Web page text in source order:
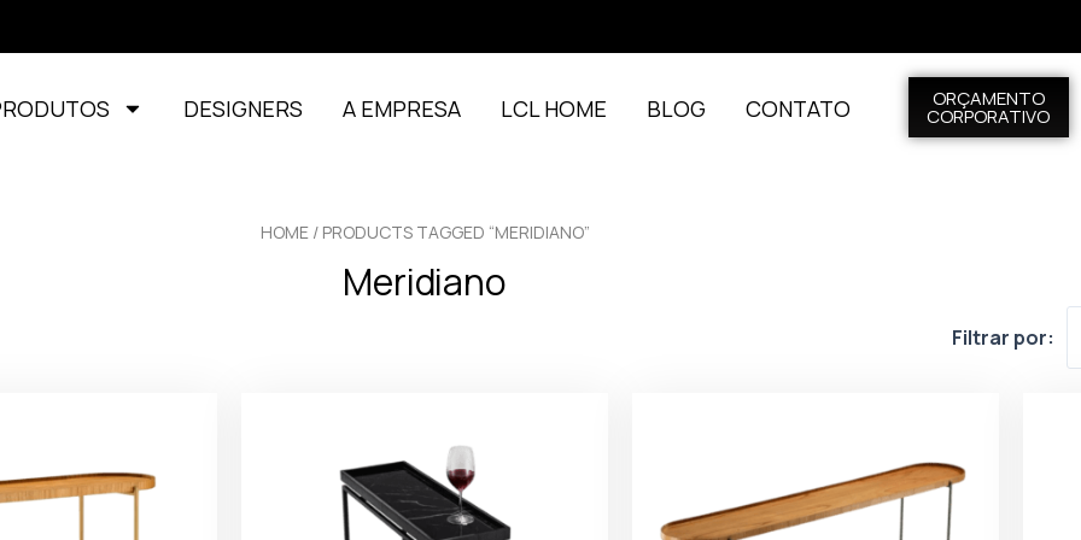
DESIGNERS A EMPRESA LCL HOME BLOG CONTATO ORÇAMENTO
CORPORATIVO
HOME/ PRODUCTS TAGGED “MERIDIANO”
Meridiano
Filtrar por: